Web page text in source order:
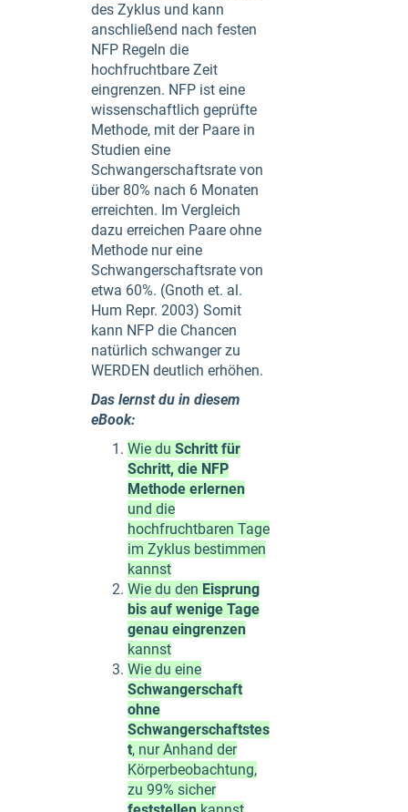
des Zyklus und kann
anschließend nach festen
NFP Regeln die
hochfruchtbare Zeit
eingrenzen. NFP ist eine
wissenschaftlich geprüfte
Methode, mit der Paare in
Studien eine
Schwangerschaftsrate von
über 80% nach 6 Monaten
erreichten. Im Vergleich
dazu erreichen Paare ohne
Methode nur eine
Schwangerschaftsrate von
etwa 60%. (Gnoth et. al.
Hum Repr. 2003) Somit
kann NFP die Chancen
natürlich schwanger zu
WERDEN deutlich erhöhen.
Das lernst du in diesem
eBook:
Wie du Schritt für
Schritt, die NFP
Methode erlernen
und die
hochfruchtbaren Tage
im Zyklus bestimmen
kannst
Wie du den Eisprung
bis auf wenige Tage
genau eingrenzen
kannst
Wie du eine
Schwangerschaft
ohne
Schwangerschaftstes
t, nur Anhand der
Körperbeobachtung,
zu 99% sicher